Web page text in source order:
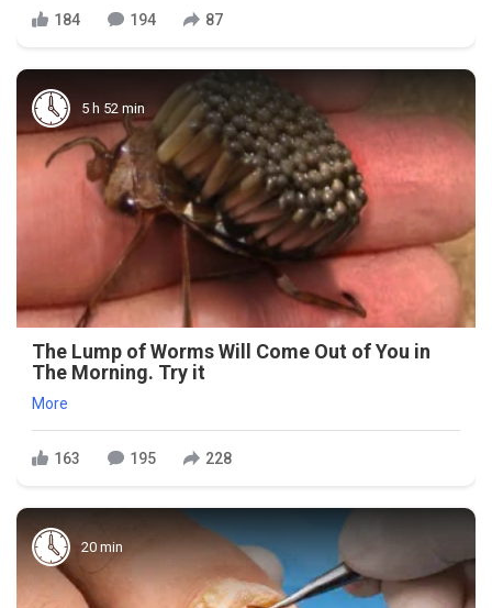
184 194 87
5 h 52 min
The Lump of Worms Will Come Out of You in
The Morning. Try it
More
163 195 228
20 min